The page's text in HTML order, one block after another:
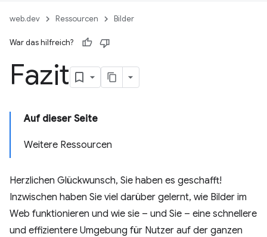
web.dev Ressourcen Bilder
War das hilfreich?
Fazit
Auf dieser Seite
Weitere Ressourcen
Herzlichen Glückwunsch, Sie haben es geschafft!
Inzwischen haben Sie viel darüber gelernt, wie Bilder im
Web funktionieren und wie sie – und Sie – eine schnellere
und effizientere Umgebung für Nutzer auf der ganzen